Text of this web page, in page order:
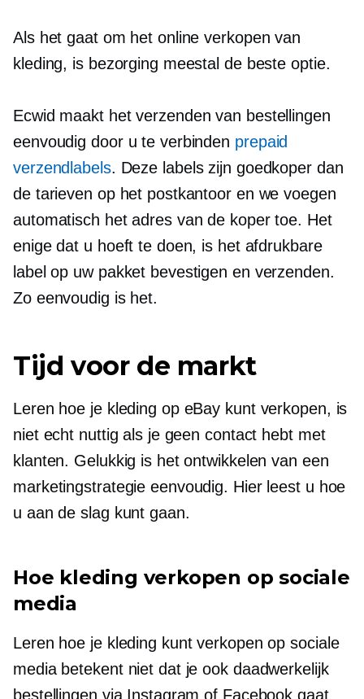
Als het gaat om het online verkopen van
kleding, is bezorging meestal de beste optie.
Ecwid maakt het verzenden van bestellingen
eenvoudig door u te verbinden prepaid
verzendlabels. Deze labels zijn goedkoper dan
de tarieven op het postkantoor en we voegen
automatisch het adres van de koper toe. Het
enige dat u hoeft te doen, is het afdrukbare
label op uw pakket bevestigen en verzenden.
Zo eenvoudig is het.
Tijd voor de markt
Leren hoe je kleding op eBay kunt verkopen, is
niet echt nuttig als je geen contact hebt met
klanten. Gelukkig is het ontwikkelen van een
marketingstrategie eenvoudig. Hier leest u hoe
u aan de slag kunt gaan.
Hoe kleding verkopen op sociale
media
Leren hoe je kleding kunt verkopen op sociale
media betekent niet dat je ook daadwerkelijk
bestellingen via Instagram of Facebook gaat